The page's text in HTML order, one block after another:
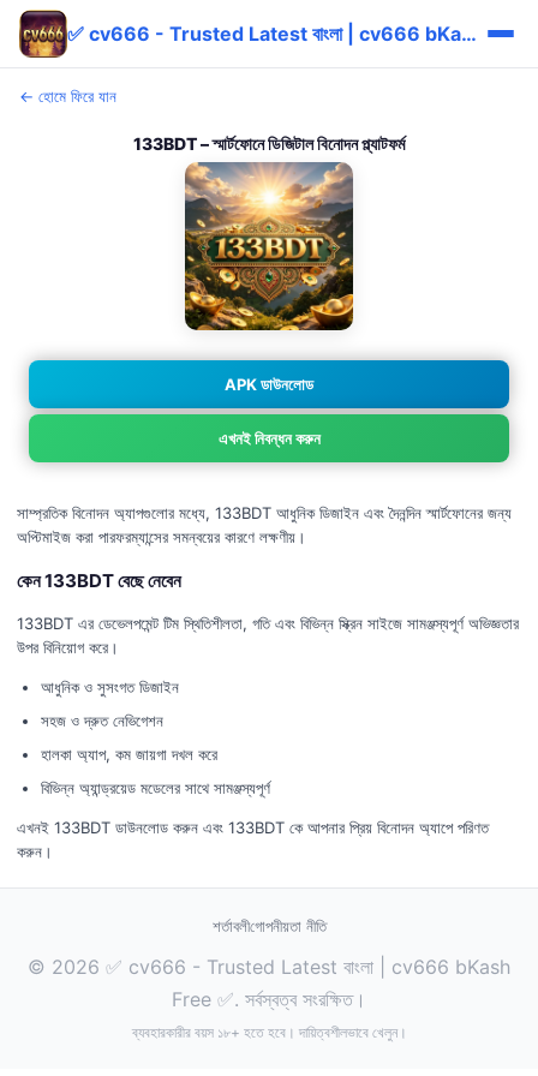
✅ cv666 - Trusted Latest বাংলা | cv666 bKash Free ✅
← হোমে ফিরে যান
133BDT – স্মার্টফোনে ডিজিটাল বিনোদন প্ল্যাটফর্ম
APK ডাউনলোড
এখনই নিবন্ধন করুন
সাম্প্রতিক বিনোদন অ্যাপগুলোর মধ্যে, 133BDT আধুনিক ডিজাইন এবং দৈনন্দিন স্মার্টফোনের জন্য
অপ্টিমাইজ করা পারফরম্যান্সের সমন্বয়ের কারণে লক্ষণীয়।
কেন 133BDT বেছে নেবেন
133BDT এর ডেভেলপমেন্ট টিম স্থিতিশীলতা, গতি এবং বিভিন্ন স্ক্রিন সাইজে সামঞ্জস্যপূর্ণ অভিজ্ঞতার
উপর বিনিয়োগ করে।
আধুনিক ও সুসংগত ডিজাইন
সহজ ও দ্রুত নেভিগেশন
হালকা অ্যাপ, কম জায়গা দখল করে
বিভিন্ন অ্যান্ড্রয়েড মডেলের সাথে সামঞ্জস্যপূর্ণ
এখনই 133BDT ডাউনলোড করুন এবং 133BDT কে আপনার প্রিয় বিনোদন অ্যাপে পরিণত
করুন।
শর্তাবলীগোপনীয়তা নীতি
© 2026 ✅ cv666 - Trusted Latest বাংলা | cv666 bKash
Free ✅. সর্বস্বত্ব সংরক্ষিত।
ব্যবহারকারীর বয়স ১৮+ হতে হবে। দায়িত্বশীলভাবে খেলুন।